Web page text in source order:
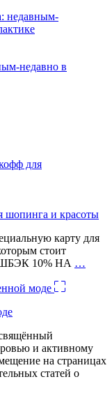
недавно в
шопинга и красоты
карту для
стоит
10% НА …
и активному
на страницах
статей о